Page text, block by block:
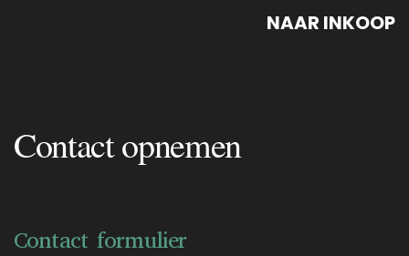
NAAR INKOOP
Contact opnemen
Contact formulier